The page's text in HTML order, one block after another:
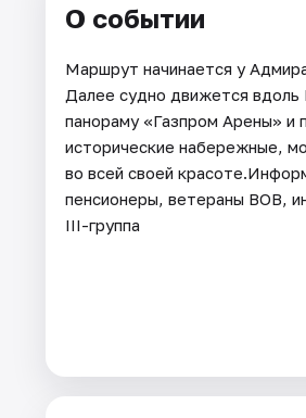
О событии
Маршрут начинается у
Далее судно движется вдоль
панораму «Газпром Арены»
исторические набережные,
во всей своей
пенсионеры, ветераны ВОВ,
III-группа